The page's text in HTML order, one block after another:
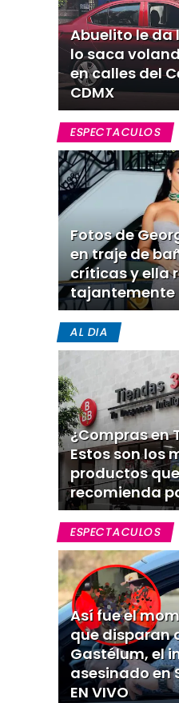
Abuelito le da
lo saca
en calles del
CDMX
ESPECTACULOS
Fotos de
en traje de
críticas y ella
tajantemente
AL DIA
¿Compras en
Estos son los
productos
recomienda
ESPECTACULOS
Así fue el
que disparan
Gastélum, el
asesinado en
EN VIVO